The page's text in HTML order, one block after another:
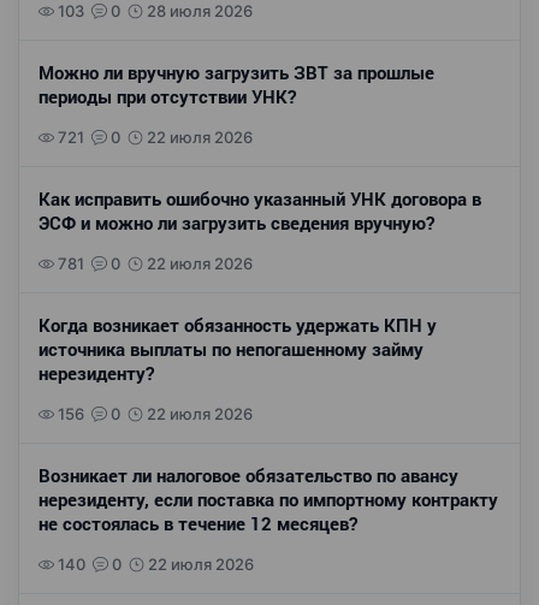
103 0 28 июля 2026
Можно ли вручную загрузить ЗВТ за прошлые
периоды при отсутствии УНК?
721 0 22 июля 2026
Как исправить ошибочно указанный УНК договора в
ЭСФ и можно ли загрузить сведения вручную?
781 0 22 июля 2026
Когда возникает обязанность удержать КПН у
источника выплаты по непогашенному займу
нерезиденту?
156 0 22 июля 2026
Возникает ли налоговое обязательство по авансу
нерезиденту, если поставка по импортному контракту
не состоялась в течение 12 месяцев?
140 0 22 июля 2026